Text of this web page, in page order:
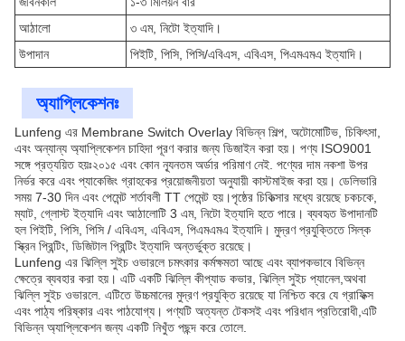
আঠালো
৩ এম, নিটো ইত্যাদি।
উপাদান
পিইটি, পিসি, পিসি/এবিএস, এবিএস, পিএমএমএ ইত্যাদি।
অ্যাপ্লিকেশনঃ
Lunfeng এর Membrane Switch Overlay বিভিন্ন শিল্প, অটোমোটিভ, চিকিৎসা,
এবং অন্যান্য অ্যাপ্লিকেশন চাহিদা পূরণ করার জন্য ডিজাইন করা হয়। পণ্য ISO9001
সঙ্গে প্রত্যয়িত হয়ঃ২০১৫ এবং কোন ন্যূনতম অর্ডার পরিমাণ নেই. পণ্যের দাম নকশা উপর
নির্ভর করে এবং প্যাকেজিং গ্রাহকের প্রয়োজনীয়তা অনুযায়ী কাস্টমাইজ করা হয়। ডেলিভারি
সময় 7-30 দিন এবং পেমেন্ট শর্তাবলী TT পেমেন্ট হয়।পৃষ্ঠের চিকিত্সার মধ্যে রয়েছে চকচকে,
ম্যাট, গ্লোস্ট ইত্যাদি এবং আঠালোটি 3 এম, নিটো ইত্যাদি হতে পারে। ব্যবহৃত উপাদানটি
হল পিইটি, পিসি, পিসি / এবিএস, এবিএস, পিএমএমএ ইত্যাদি। মুদ্রণ প্রযুক্তিতে সিল্ক
স্ক্রিন প্রিন্টিং, ডিজিটাল প্রিন্টিং ইত্যাদি অন্তর্ভুক্ত রয়েছে।
Lunfeng এর ঝিল্লি সুইচ ওভারলে চমৎকার কর্মক্ষমতা আছে এবং ব্যাপকভাবে বিভিন্ন
ক্ষেত্রে ব্যবহার করা হয়। এটি একটি ঝিল্লি কীপ্যাড কভার, ঝিল্লি সুইচ প্যানেল,অথবা
ঝিল্লি সুইচ ওভারলে. এটিতে উচ্চমানের মুদ্রণ প্রযুক্তি রয়েছে যা নিশ্চিত করে যে গ্রাফিক্স
এবং পাঠ্য পরিষ্কার এবং পাঠযোগ্য। পণ্যটি অত্যন্ত টেকসই এবং পরিধান প্রতিরোধী,এটি
বিভিন্ন অ্যাপ্লিকেশন জন্য একটি নিখুঁত পছন্দ করে তোলে.